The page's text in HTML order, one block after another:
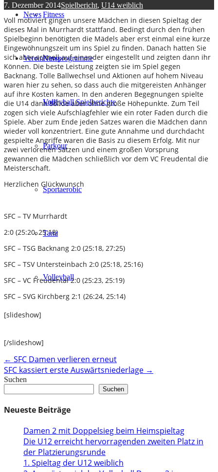
Fitness
Kursprogramme
Lauf
Parkour
Sportaerobic
Tanz
Volleyball
News
News
Volleyball Spielberichte
Verein
7. Dezember 2014Spielbericht, U14 weiblich
Voll motiviert gingen unsere Mädchen in diesen Spieltag der
dieses Mal in Murrhardt stattfand. Bedingt durch den frühen
Spielbeginn benötigten die Mädels aber erst einmal eine kurze
Eingewöhnungszeit um ins Spiel zu finden. Danach hatten Sie
sich aber schnell auf einander eingestellt und zeigten dann ihr
Können. Die beste Leistung zeigten sie im Spiel gegen
Backnang. Tolle Ballwechsel und Aktionen auf hohem Niveau
waren hier zu sehen, so dass auch die mitgereisten Anhänger
auf ihre Kosten kamen. In den anderen Begegnungen spielte
die U14 dann solide aber ohne große Höhepunkte. Zum Teil
zogen sich viele Aufschlagfehler wie ein roter Faden durch die
Spiele. Aber zum Ende jeden Satzes waren die Mädchen dann
wieder voll konzentriert. Eine gute Annahme und durchdacht
gespielte Angriffe waren die Basis zu diesem Erfolg. Mit nur
zwei verlorenen Sätzen und einem großen Vorsprung
gewannen die Mädchen schließlich vor dem VC Freudental die
Meisterschaft.
Herzlichen Glückwunsch
SFC – TV Murrhardt
2:0 (25:20, 25:18)
SFC – TSG Backnang 2:0 (25:18, 27:25)
SFC – TSV Untersteinbach 2:0 (25:18, 25:16)
SFC – VC Freudental 2:0 (25:23, 25:19)
SFC – SVG Kirchberg 2:1 (26:24, 25:14)
[slideshow]
[/slideshow]
Post
navigation
← SFC Damen verlieren erneut
SFC kassiert erste Auswärtsniederlage →
Suchen
Suchen
Neueste Beiträge
Damen 2 mit Doppelsieg beim Heimspieltag
Die U12 erreicht hervorragenden zweiten Platz in
der Platzierungsrunde
1. Spieltag der U12 weiblich